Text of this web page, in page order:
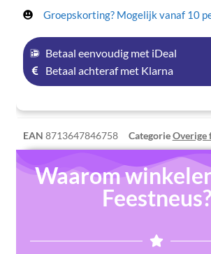
Groepskorting? Mogelijk vanaf 10
Betaal eenvoudig met iDeal
Betaal achteraf met Klarna
EAN 8713647846758 CategorieOverige
Waarom
Feestneus?